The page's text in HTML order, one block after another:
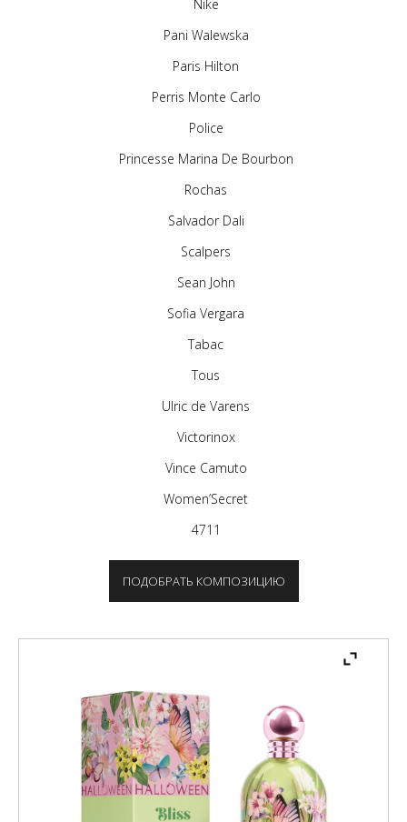
Nike
Pani Walewska
Paris Hilton
Perris Monte Carlo
Police
Princesse Marina De Bourbon
Rochas
Salvador Dali
Scalpers
Sean John
Sofia Vergara
Tabac
Tous
Ulric de Varens
Victorinox
Vince Camuto
Women’Secret
4711
ПОДОБРАТЬ КОМПОЗИЦИЮ